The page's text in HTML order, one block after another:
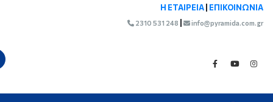
Η ΕΤΑΙΡΕΙΑ ΕΠΙΚΟΙΝΩΝΙΑ
2310 531 248 info@pyramida.com.gr